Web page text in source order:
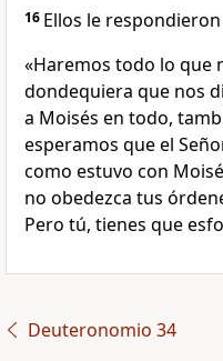
16 Ellos le respondieron
«Haremos todo lo que
dondequiera que nos
a Moisés en todo,
esperamos que el
como estuvo con
no obedezca tus
Pero tú, tienes que
Deuteronomio 34